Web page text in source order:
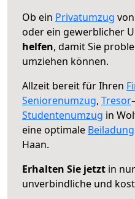
Ob ein Privatumzug
oder ein gewerblicher
helfen, damit Sie
umziehen können.
Allzeit bereit für Ihren
Seniorenumzug, Tresor
Studentenumzug in
eine optimale Beiladung
Haan.
Erhalten Sie jetzt in
unverbindliche und